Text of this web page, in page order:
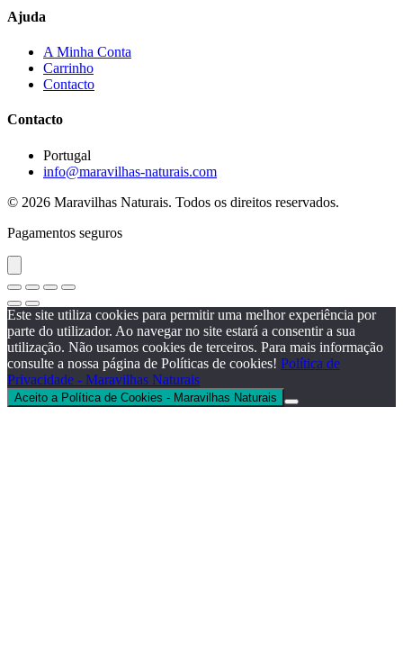
Ajuda
A Minha Conta
Carrinho
Contacto
Contacto
Portugal
info@maravilhas-naturais.com
© 2026 Maravilhas Naturais. Todos os direitos reservados.
Pagamentos seguros
Este site utiliza cookies para permitir uma melhor experiência por
parte do utilizador. Ao navegar no site estará a consentir a sua
utilização. Não usamos cookies de terceiros. Para mais informação
consulte a nossa página de Políticas de cookies! Política de
Privacidade - Maravilhas Naturais
Aceito a Política de Cookies - Maravilhas Naturais